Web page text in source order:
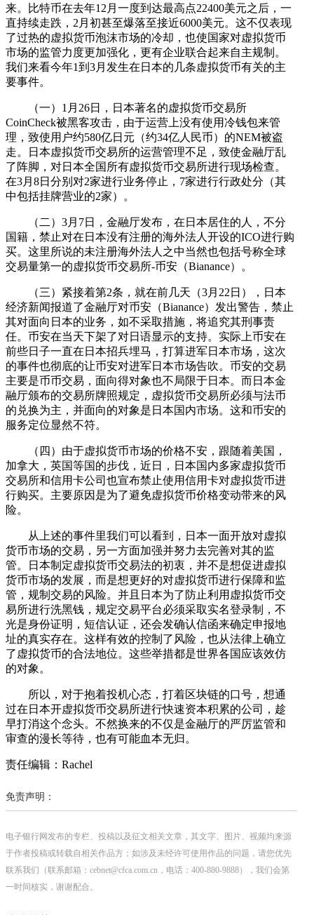
来。比特币在去年12月一度到达最高点22400美元之后，一
直持续走跌，2月初甚至爆落至接近6000美元。这不仅表现
了过热的虚拟货币泡沫市场的冷却，也使国家对虚拟货币
市场的监管力度更加强化，更有企业联合起来自主规制。
我们来看今年1到3月发生在日本的几条虚拟货币有关的主
要事件。
（一）1月26日，日本著名的虚拟货币交易所
CoinCheck被黑客攻击，由于运营上没有使用冷钱包来管
理，致使用户约580亿日元（约34亿人民币）的NEM被盗
走。日本虚拟货币交易所的运营管理不足，致使金融厅乱
了阵脚，对日本全国所有虚拟货币交易所进行现场检查。
在3月8日分别对2家进行业务停止，7家进行行政处分（其
中包括挂牌营业的2家）。
（二）3月7日，金融厅发布，在日本居住的人，不分
国籍，禁止对在日本没有注册的海外法人开设的ICO进行购
买。这里所说的未注册海外法人之中当然也包括号称全球
交易量第一的虚拟货币交易所-币安（Bianance）。
（三）紧接着第2条，就在前几天（3月22日），日本
经济新闻报道了金融厅对币安（Bianance）发出警告，禁止
其对面向日本的业务，如不采取措施，将追究其刑事责
任。币安在当天下架了对日语显示的支持。实际上币安在
前些日子一直在日本招兵埋马，打算进军日本市场，这次
的事件也彻底的让币安对进军日本市场告吹。币安的交易
主要是币币交易，面向得对象也不局限于日本。而日本金
融厅颁布的交易所牌照规定，虚拟货币交易所必须与法币
的兑换为主，并面向的对象是日本国内市场。这和币安的
服务定位显然不符。
（四）由于虚拟货币市场的价格不安，跟随着美国，
加拿大，英国等国的步伐，近日，日本国内多家虚拟货币
交易所和信用卡公司也宣布禁止使用信用卡对虚拟货币进
行购买。主要原因是为了避免虚拟货币价格变动带来的风
险。
从上述的事件里我们可以看到，日本一面开放对虚拟
货币市场的交易，另一方面加强并努力去完善对其的监
管。日本制定虚拟货币交易法的初衷，并不是想促进虚拟
货币市场的发展，而是想更好的对虚拟货币进行保障和监
管，规制交易的风险。并且日本为了防止利用虚拟货币交
易所进行洗黑钱，规定交易平台必须采取实名登录制，不
光是身份证明，短信认证，还会发确认信函来确定申报地
址的真实存在。这样有效的控制了风险，也从法律上确立
了虚拟货币的合法地位。这些举措都是世界各国应该效仿
的对象。
所以，对于抱着投机心态，打着区块链的口号，想通
过在日本开虚拟货币交易所进行快速资本积累的公司，趁
早打消这个念头。不然换来的不仅是金融厅的严厉监管和
审查的漫长等待，也有可能血本无归。
责任编辑：Rachel
免责声明：
电子银行网发布的专栏、投稿以及征文相关文章，其文字、图片、视频均来源
于作者投稿或转载自相关作品方；如涉及未经许可使用作品的问题，请您优先
联系我们（联系邮箱：cebnet@cfca.com.cn，电话：400-880-9888），我们会第
一时间核实，谢谢配合。